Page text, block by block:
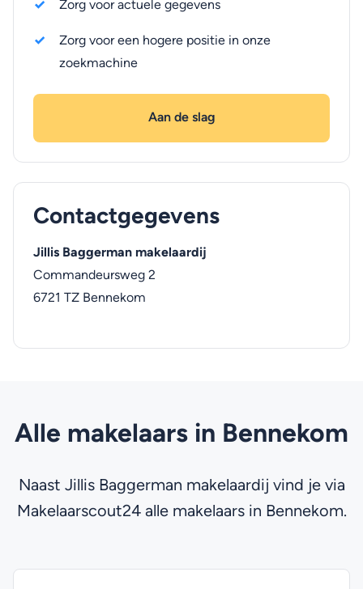
Zorg voor actuele gegevens
Zorg voor een hogere positie in onze
zoekmachine
Aan de slag
Contactgegevens
Jillis Baggerman makelaardij
Commandeursweg 2
6721 TZ Bennekom
Alle makelaars in Bennekom
Naast Jillis Baggerman makelaardij vind je via
Makelaarscout24 alle makelaars in Bennekom.